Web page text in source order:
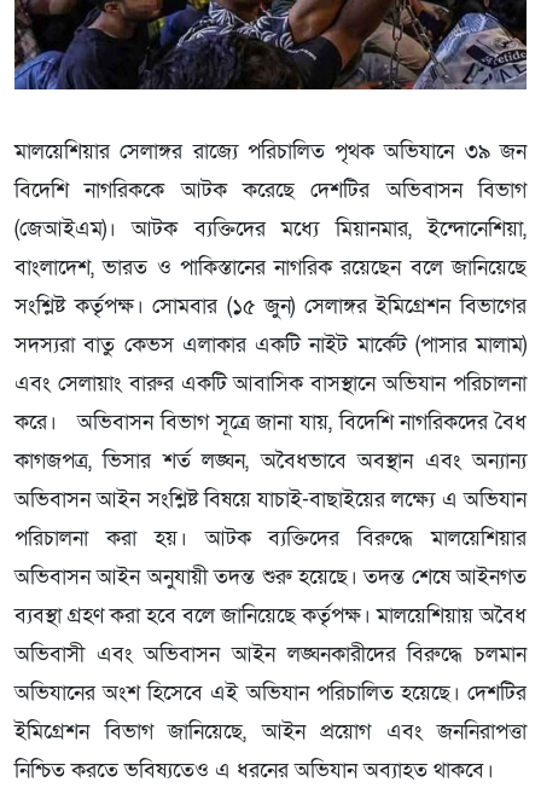
মালয়েশিয়ার সেলাঙ্গর রাজ্যে পরিচালিত পৃথক অভিযানে ৩৯ জন
বিদেশি নাগরিককে আটক করেছে দেশটির অভিবাসন বিভাগ
(জেআইএম)। আটক ব্যক্তিদের মধ্যে মিয়ানমার, ইন্দোনেশিয়া,
বাংলাদেশ, ভারত ও পাকিস্তানের নাগরিক রয়েছেন বলে জানিয়েছে
সংশ্লিষ্ট কর্তৃপক্ষ। সোমবার (১৫ জুন) সেলাঙ্গর ইমিগ্রেশন বিভাগের
সদস্যরা বাতু কেভস এলাকার একটি নাইট মার্কেট (পাসার মালাম)
এবং সেলায়াং বারুর একটি আবাসিক বাসস্থানে অভিযান পরিচালনা
করে। অভিবাসন বিভাগ সূত্রে জানা যায়, বিদেশি নাগরিকদের বৈধ
কাগজপত্র, ভিসার শর্ত লঙ্ঘন, অবৈধভাবে অবস্থান এবং অন্যান্য
অভিবাসন আইন সংশ্লিষ্ট বিষয়ে যাচাই-বাছাইয়ের লক্ষ্যে এ অভিযান
পরিচালনা করা হয়। আটক ব্যক্তিদের বিরুদ্ধে মালয়েশিয়ার
অভিবাসন আইন অনুযায়ী তদন্ত শুরু হয়েছে। তদন্ত শেষে আইনগত
ব্যবস্থা গ্রহণ করা হবে বলে জানিয়েছে কর্তৃপক্ষ। মালয়েশিয়ায় অবৈধ
অভিবাসী এবং অভিবাসন আইন লঙ্ঘনকারীদের বিরুদ্ধে চলমান
অভিযানের অংশ হিসেবে এই অভিযান পরিচালিত হয়েছে। দেশটির
ইমিগ্রেশন বিভাগ জানিয়েছে, আইন প্রয়োগ এবং জননিরাপত্তা
নিশ্চিত করতে ভবিষ্যতেও এ ধরনের অভিযান অব্যাহত থাকবে।